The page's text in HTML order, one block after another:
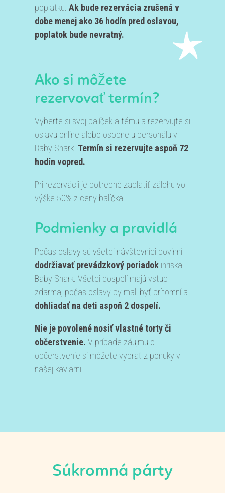
poplatku. Ak bude rezervácia zrušená v
dobe menej ako 36 hodín pred oslavou,
poplatok bude nevratný.
Ako si môžete
rezervovať termín?
Vyberte si svoj balíček a tému a rezervujte si
oslavu online alebo osobne u personálu v
Baby Shark. Termín si rezervujte aspoň 72
hodín vopred.
Pri rezervácii je potrebné zaplatiť zálohu vo
výške 50% z ceny balíčka.
Podmienky a pravidlá
Počas oslavy sú všetci návštevníci povinní
dodržiavať prevádzkový poriadok ihriska
Baby Shark. Všetci dospelí majú vstup
zdarma, počas oslavy by mali byť prítomní a
dohliadať na deti aspoň 2 dospelí.
Nie je povolené nosiť vlastné torty či
občerstvenie. V prípade záujmu o
občerstvenie si môžete vybrať z ponuky v
našej kaviarni.
Súkromná párty